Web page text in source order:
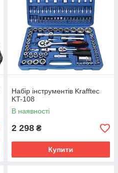
Набір інструментів Krafftec
KT-108
В наявності
2 298 ₴
Купити